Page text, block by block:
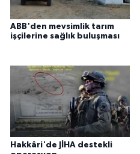
ABB'den mevsimlik tarım
işçilerine sağlık buluşması
Hakkâri'de JİHA destekli